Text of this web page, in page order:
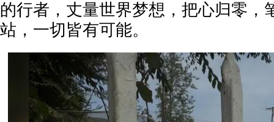
的行者，丈量世界梦想，把心归零，
站，一切皆有可能。